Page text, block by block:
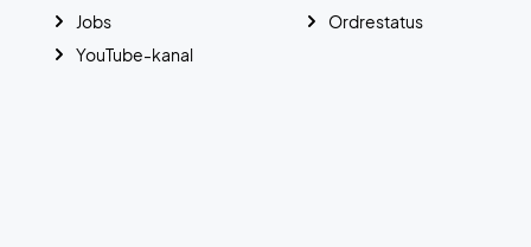
Ordrestatus
Jobs
YouTube-kanal